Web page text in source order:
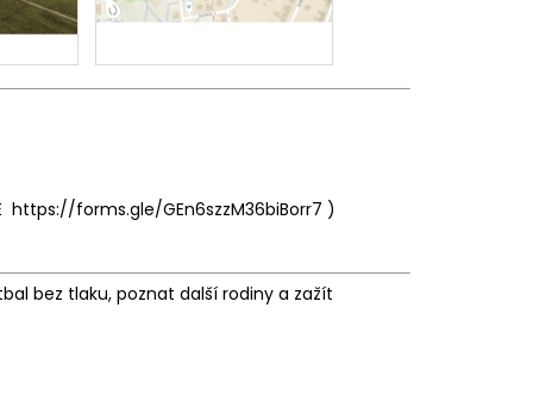
https://forms.gle/GEn6szzM36biBorr7 )
bez tlaku, poznat další rodiny a zažít